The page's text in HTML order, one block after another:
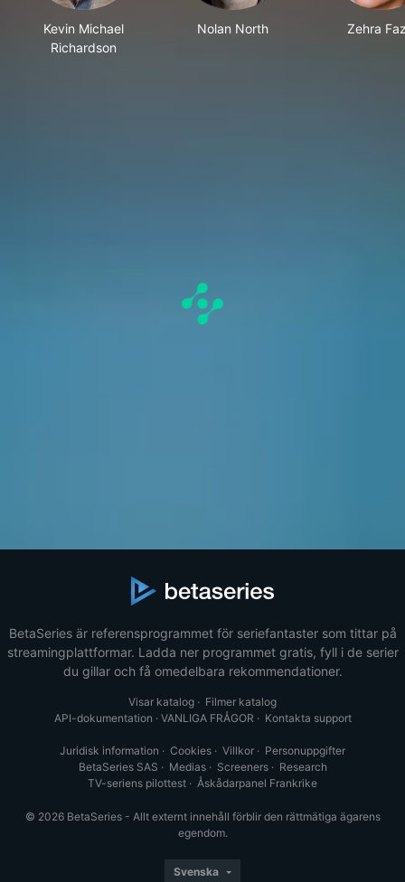
Kevin Michael
Richardson
Nolan North Zehra
BetaSeries är referensprogrammet för seriefantaster som tittar på
streamingplattformar. Ladda ner programmet gratis, fyll i de serier
du gillar och få omedelbara rekommendationer.
Visar katalog · Filmer katalog
API-dokumentation · VANLIGA FRÅGOR · Kontakta support
Juridisk information · Cookies · Villkor · Personuppgifter
BetaSeries SAS · Medias· Screeners· Research
TV-seriens pilottest · Åskådarpanel Frankrike
© 2026 BetaSeries - Allt externt innehåll förblir den rättmätiga ägarens
egendom.
Svenska